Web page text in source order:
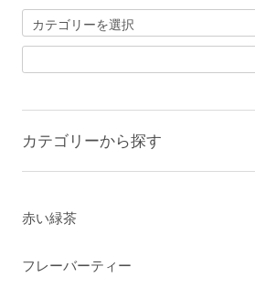
カテゴリーから探す
赤い緑茶
フレーバーティー